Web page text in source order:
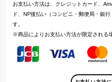
お支払い方法は、クレジットカード、
ド、NP後払い（コンビニ・郵便局・銀
す。
※商品によりお支払い方法が限定される